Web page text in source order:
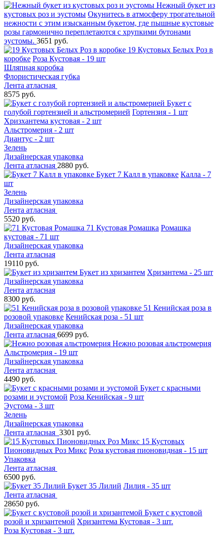
Нежный букет из
кустовых роз и эустомы Окунитесь в атмосферу трогательной
нежности с этим изысканным букетом, где пышные кустовые
розы гармонично переплетаются с хрупкими бутонами
эустомы. 3651 руб.
19 Кустовых Белых Роз в
коробке Роза Кустовая - 19 шт
Шляпная коробка
Флористическая губка
Лента атласная
8575 руб.
Букет с
голубой гортензией и альстромерией Гортензия - 1 шт
Хризхантема кустовая - 2 шт
Альстромерия - 2 шт
Диантус - 2 шт
Зелень
Дизайнерская упаковка
Лента атласная 2880 руб.
Букет 7 Калл в упаковке Калла - 7
шт
Зелень
Дизайнерская упаковка
Лента атласная
5520 руб.
71 Кустовая Ромашка Ромашка
кустовая - 71 шт
Дизайнерская упаковка
Лента атласная
19110 руб.
Букет из хризантем Хризантема - 25 шт
Дизайнерская упаковка
Лента атласная
8300 руб.
51 Кенийская роза в
розовой упаковке Кенийская роза - 51 шт
Дизайнерская упаковка
Лента атласная 6699 руб.
Нежно розовая альстромерия
Альстромерия - 19 шт
Дизайнерская упаковка
Лента атласная
4490 руб.
Букет с красными
розами и эустомой Роза Кенийская - 9 шт
Эустома - 3 шт
Зелень
Дизайнерская упаковка
Лента атласная 3301 руб.
15 Кустовых
Пионовидных Роз Микс Роза кустовая пионовидная - 15 шт
Упаковка
Лента атласная
6500 руб.
Букет 35 Лилий Лилия - 35 шт
Лента атласная
28650 руб.
Букет с кустовой
розой и хризантемой Хризантема Кустовая - 3 шт.
Роза Кустовая - 3 шт.